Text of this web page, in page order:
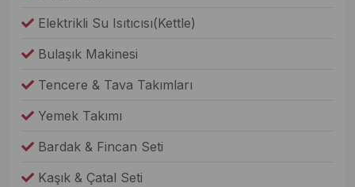
Elektrikli Su Isıtıcısı(Kettle)
Bulaşık Makinesi
Tencere & Tava Takımları
Yemek Takımı
Bardak & Fincan Seti
Kaşık & Çatal Seti